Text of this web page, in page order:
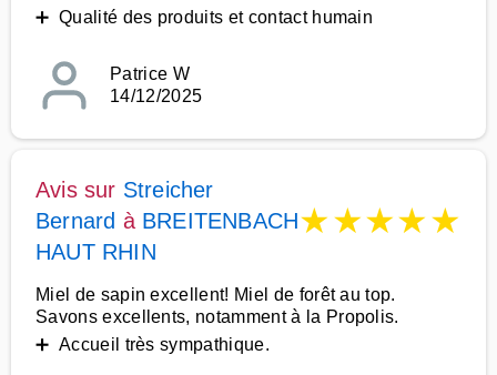
➕ Qualité des produits et contact humain
Patrice W
14/12/2025
Avis sur Streicher
Bernard à BREITENBACH
HAUT RHIN
★★★★★
Miel de sapin excellent! Miel de forêt au top.
Savons excellents, notamment à la Propolis.
➕ Accueil très sympathique.